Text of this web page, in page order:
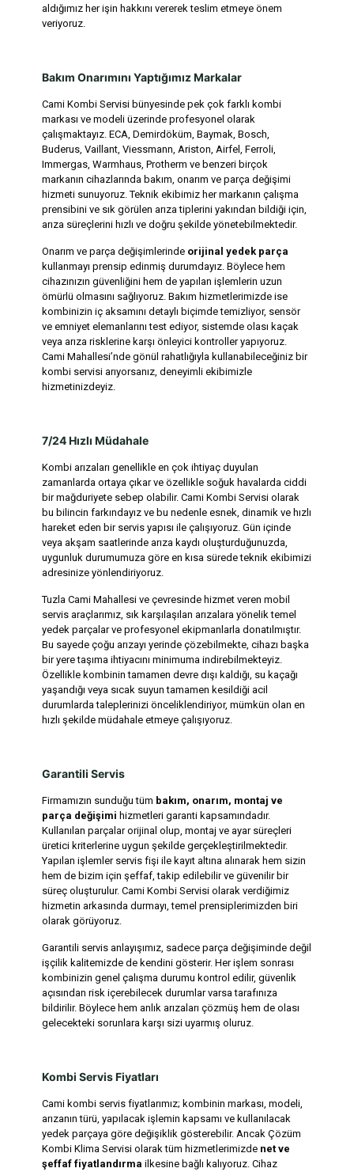
aldığımız her işin hakkını vererek teslim etmeye önem
veriyoruz.
Bakım Onarımını Yaptığımız Markalar
Cami Kombi Servisi bünyesinde pek çok farklı kombi
markası ve modeli üzerinde profesyonel olarak
çalışmaktayız. ECA, Demirdöküm, Baymak, Bosch,
Buderus, Vaillant, Viessmann, Ariston, Airfel, Ferroli,
Immergas, Warmhaus, Protherm ve benzeri birçok
markanın cihazlarında bakım, onarım ve parça değişimi
hizmeti sunuyoruz. Teknik ekibimiz her markanın çalışma
prensibini ve sık görülen arıza tiplerini yakından bildiği için,
arıza süreçlerini hızlı ve doğru şekilde yönetebilmektedir.
Onarım ve parça değişimlerinde orijinal yedek parça
kullanmayı prensip edinmiş durumdayız. Böylece hem
cihazınızın güvenliğini hem de yapılan işlemlerin uzun
ömürlü olmasını sağlıyoruz. Bakım hizmetlerimizde ise
kombinizin iç aksamını detaylı biçimde temizliyor, sensör
ve emniyet elemanlarını test ediyor, sistemde olası kaçak
veya arıza risklerine karşı önleyici kontroller yapıyoruz.
Cami Mahallesi’nde gönül rahatlığıyla kullanabileceğiniz bir
kombi servisi arıyorsanız, deneyimli ekibimizle
hizmetinizdeyiz.
7/24 Hızlı Müdahale
Kombi arızaları genellikle en çok ihtiyaç duyulan
zamanlarda ortaya çıkar ve özellikle soğuk havalarda ciddi
bir mağduriyete sebep olabilir. Cami Kombi Servisi olarak
bu bilincin farkındayız ve bu nedenle esnek, dinamik ve hızlı
hareket eden bir servis yapısı ile çalışıyoruz. Gün içinde
veya akşam saatlerinde arıza kaydı oluşturduğunuzda,
uygunluk durumumuza göre en kısa sürede teknik ekibimizi
adresinize yönlendiriyoruz.
Tuzla Cami Mahallesi ve çevresinde hizmet veren mobil
servis araçlarımız, sık karşılaşılan arızalara yönelik temel
yedek parçalar ve profesyonel ekipmanlarla donatılmıştır.
Bu sayede çoğu arızayı yerinde çözebilmekte, cihazı başka
bir yere taşıma ihtiyacını minimuma indirebilmekteyiz.
Özellikle kombinin tamamen devre dışı kaldığı, su kaçağı
yaşandığı veya sıcak suyun tamamen kesildiği acil
durumlarda taleplerinizi önceliklendiriyor, mümkün olan en
hızlı şekilde müdahale etmeye çalışıyoruz.
Garantili Servis
Firmamızın sunduğu tüm bakım, onarım, montaj ve
parça değişimi hizmetleri garanti kapsamındadır.
Kullanılan parçalar orijinal olup, montaj ve ayar süreçleri
üretici kriterlerine uygun şekilde gerçekleştirilmektedir.
Yapılan işlemler servis fişi ile kayıt altına alınarak hem sizin
hem de bizim için şeffaf, takip edilebilir ve güvenilir bir
süreç oluşturulur. Cami Kombi Servisi olarak verdiğimiz
hizmetin arkasında durmayı, temel prensiplerimizden biri
olarak görüyoruz.
Garantili servis anlayışımız, sadece parça değişiminde değil
işçilik kalitemizde de kendini gösterir. Her işlem sonrası
kombinizin genel çalışma durumu kontrol edilir, güvenlik
açısından risk içerebilecek durumlar varsa tarafınıza
bildirilir. Böylece hem anlık arızaları çözmüş hem de olası
gelecekteki sorunlara karşı sizi uyarmış oluruz.
Kombi Servis Fiyatları
Cami kombi servis fiyatlarımız; kombinin markası, modeli,
arızanın türü, yapılacak işlemin kapsamı ve kullanılacak
yedek parçaya göre değişiklik gösterebilir. Ancak Çözüm
Kombi Klima Servisi olarak tüm hizmetlerimizde net ve
şeffaf fiyatlandırma ilkesine bağlı kalıyoruz. Cihaz